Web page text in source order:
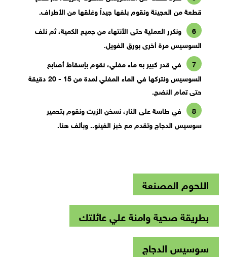
قطعة من العجينة ونقوم بلفها جيداً وغلقها من الأطراف.
ونكرر العملية حتى الأنتهاء من جميع الكمية، ثم نلف
السوسيس مرة أخرى بورق الفويل.
في قدر كبير به ماء مغلي، نقوم بإسقاط أصابع
السوسيس ونتركها في الماء المغلي لمدة من 15 - 20 دقيقة
حتى تمام النضج.
في طاسة على النار، نسخن الزيت ونقوم بتحمير
سوسيس الدجاج وتقدم مع خبز الفينو.. وبألف هنا.
اللحوم المصنعة
بطريقة صحية وامنة علي عائلتك
سوسيس الدجاج